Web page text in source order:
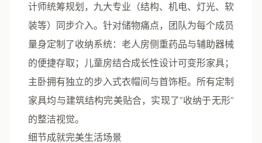
计师统筹规划，九大专业（结构、机电、灯光、软
装等）同步介入。针对储物痛点，团队为每个成员
量身定制了收纳系统：老人房侧重药品与辅助器械
的便捷存取；儿童房结合成长性设计可变形家具；
主卧拥有独立的步入式衣帽间与首饰柜。所有定制
家具均与建筑结构完美贴合，实现了“收纳于无形”
的整洁视觉。
细节成就完美生活场景